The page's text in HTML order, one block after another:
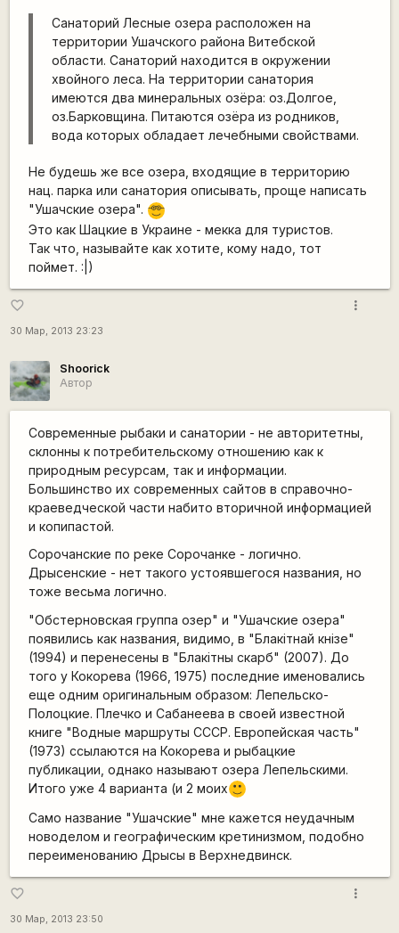
Санаторий Лесные озера расположен на
территории Ушачского района Витебской
области. Санаторий находится в окружении
хвойного леса. На территории санатория
имеются два минеральных озёра: оз.Долгое,
оз.Барковщина. Питаются озёра из родников,
вода которых обладает лечебными свойствами.
Не будешь же все озера, входящие в территорию
нац. парка или санатория описывать, проще написать
"Ушачские озера". 8\
Это как Шацкие в Украине - мекка для туристов.
Так что, называйте как хотите, кому надо, тот
поймет. :|)
favorite_border
30 Мар, 2013 23:23
more_vert
Shoorick
Автор
Современные рыбаки и санатории - не авторитетны,
склонны к потребительскому отношению как к
природным ресурсам, так и информации.
Большинство их современных сайтов в справочно-
краеведческой части набито вторичной информацией
и копипастой.
Сорочанские по реке Сорочанке - логично.
Дрысенские - нет такого устоявшегося названия, но
тоже весьма логично.
"Обстерновская группа озер" и "Ушачские озера"
появились как названия, видимо, в "Блакiтнай кнiзе"
(1994) и перенесены в "Блакiтны скарб" (2007). До
того у Кокорева (1966, 1975) последние именовались
еще одним оригинальным образом: Лепельско-
Полоцкие. Плечко и Сабанеева в своей известной
книге "Водные маршруты СССР. Европейская часть"
(1973) ссылаются на Кокорева и рыбацкие
публикации, однако называют озера Лепельскими.
Итого уже 4 варианта (и 2 моих :)
Само название "Ушачские" мне кажется неудачным
новоделом и географическим кретинизмом, подобно
переименованию Дрысы в Верхнедвинск.
favorite_border
30 Мар, 2013 23:50
more_vert